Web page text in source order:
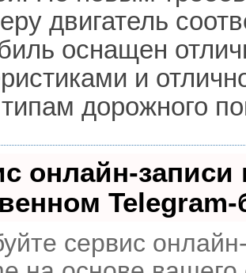
двигатель
оснащен
и
дорожного
онлайн-записи
Telegram-
сервис